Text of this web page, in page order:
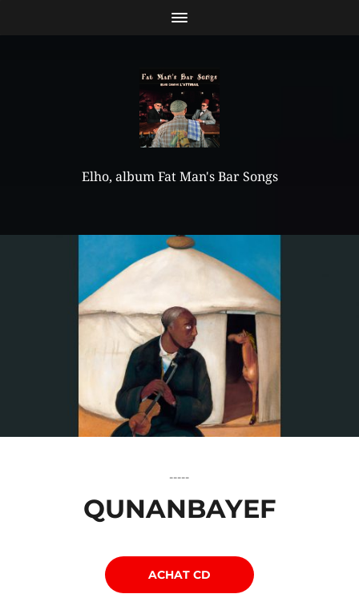
Elho, album Fat Man's Bar Songs
-----
QUNANBAYEF
ACHAT CD